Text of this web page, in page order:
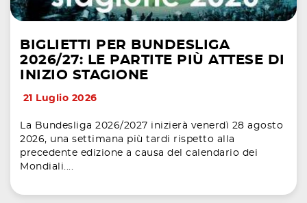
BIGLIETTI PER BUNDESLIGA
2026/27: LE PARTITE PIÙ ATTESE DI
INIZIO STAGIONE
21 Luglio 2026
La Bundesliga 2026/2027 inizierà venerdì 28 agosto
2026, una settimana più tardi rispetto alla
precedente edizione a causa del calendario dei
Mondiali....